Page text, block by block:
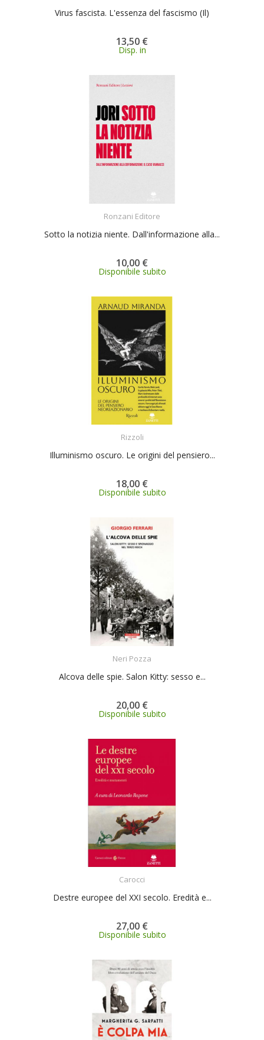
Virus fascista. L'essenza del fascismo (Il)
13,50 €
Disp. in
Ronzani Editore
Sotto la notizia niente. Dall'informazione alla...
10,00 €
Disponibile subito
Rizzoli
Illuminismo oscuro. Le origini del pensiero...
18,00 €
Disponibile subito
Neri Pozza
Alcova delle spie. Salon Kitty: sesso e...
20,00 €
Disponibile subito
Carocci
Destre europee del XXI secolo. Eredità e...
27,00 €
Disponibile subito